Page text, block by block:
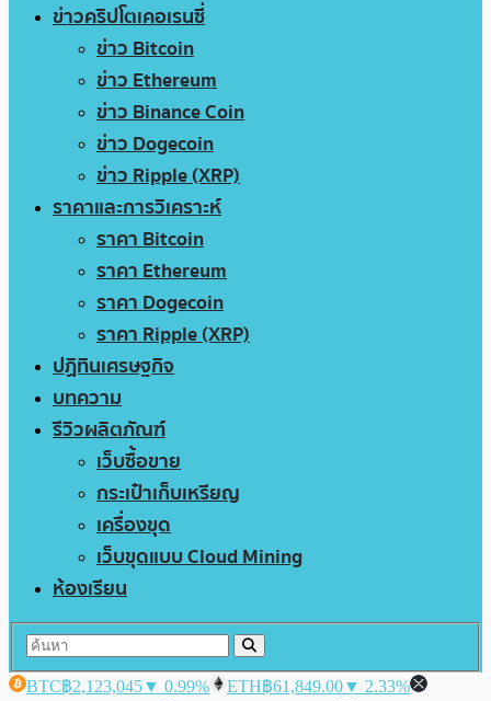
ข่าวคริปโตเคอเรนซี่
ข่าว Bitcoin
ข่าว Ethereum
ข่าว Binance Coin
ข่าว Dogecoin
ข่าว Ripple (XRP)
ราคาและการวิเคราะห์
ราคา Bitcoin
ราคา Ethereum
ราคา Dogecoin
ราคา Ripple (XRP)
ปฏิทินเศรษฐกิจ
บทความ
รีวิวผลิตภัณฑ์
เว็บซื้อขาย
กระเป๋าเก็บเหรียญ
เครื่องขุด
เว็บขุดแบบ Cloud Mining
ห้องเรียน
BTC฿2,123,045▼ 0.99% ETH฿61,849.00▼ 2.33%